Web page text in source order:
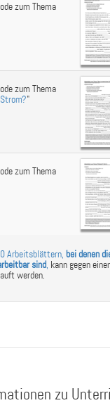
zum Thema
zum Thema
"
zum Thema
Arbeitsblättern, bei denen
sind, kann gegen
werden.
zu